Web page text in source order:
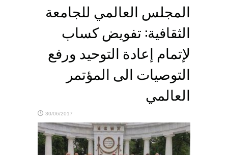
المجلس العالمي للجامعة
الثقافية: تفويض كساب
لإتمام إعادة التوحيد ورفع
التوصيات الى المؤتمر
العالمي
30/06/2017